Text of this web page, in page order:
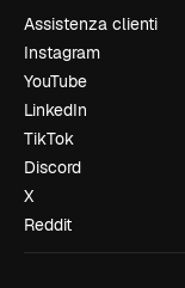
Assistenza clienti
Instagram
YouTube
LinkedIn
TikTok
Discord
X
Reddit